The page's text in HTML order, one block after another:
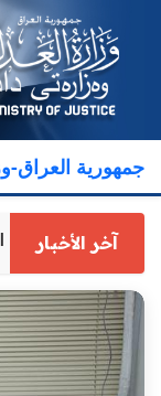
جمهورية العراق-
آخر الأخبار
وكيل